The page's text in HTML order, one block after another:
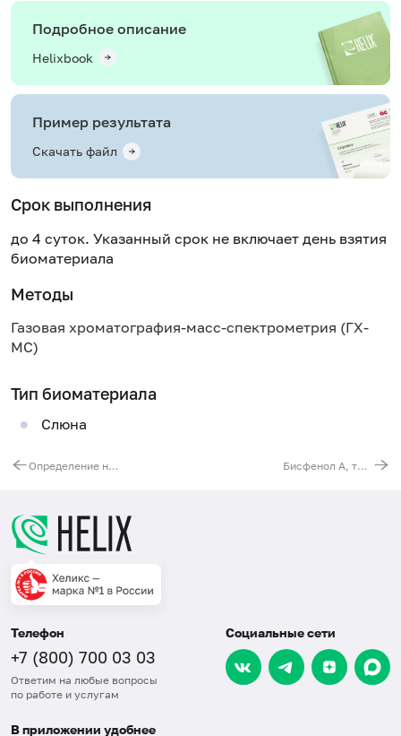
Подробное описание
Helixbook
Пример результата
Скачать файл
Срок выполнения
до 4 суток. Указанный срок не включает день взятия
биоматериала
Методы
Газовая хроматография-масс-спектрометрия (ГХ-
МС)
Тип биоматериала
Слюна
Определение никотина и его метаболитов (котинин, 3-гидроксикотинин, норникотин, анабазин) в моче Бисфенол А, триклозан, 4-нонилфенол (токсины из пластмасс, гигиенических средств, моющих средств, элементов упаковки продуктов питания) в моче
Телефон
+7 (800) 700 03 03
Ответим на любые вопросы
по работе и услугам
Социальные сети
В приложении удобнее